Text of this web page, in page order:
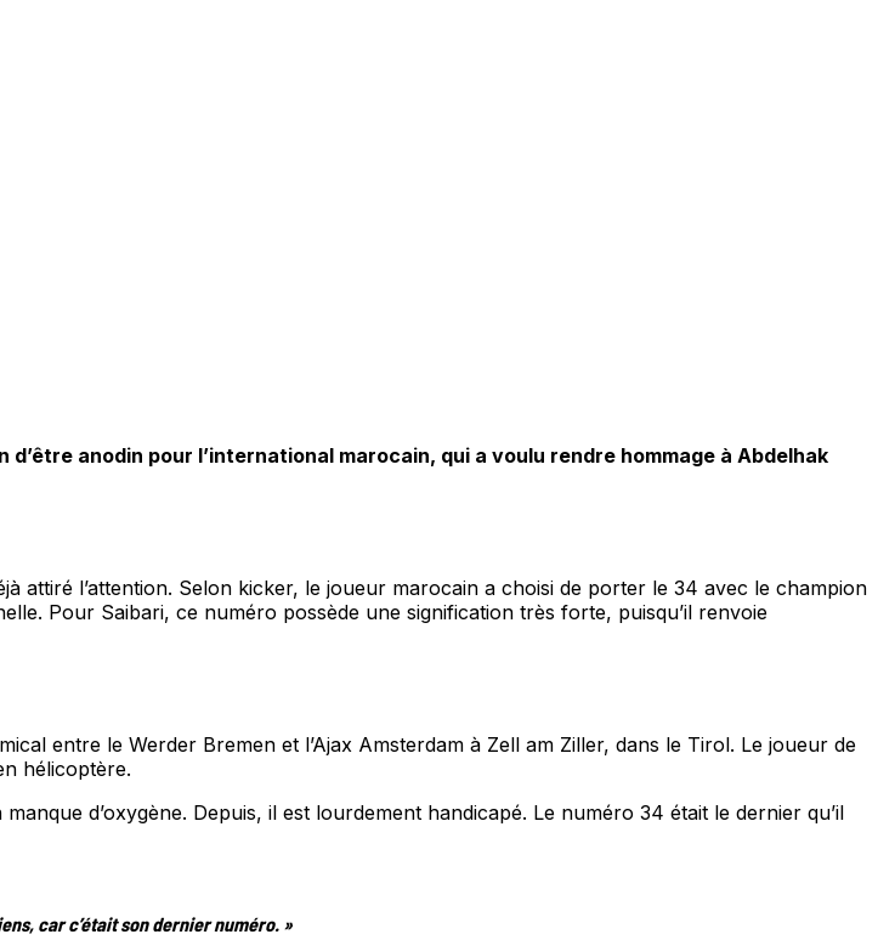
anodin pour l’international marocain, qui a voulu rendre hommage à Abdelhak
attiré l’attention. Selon kicker, le joueur marocain a choisi de porter le 34 avec le champion
Pour Saibari, ce numéro possède une signification très forte, puisqu’il renvoie
entre le Werder Bremen et l’Ajax Amsterdam à Zell am Ziller, dans le Tirol. Le joueur de
hélicoptère.
d’oxygène. Depuis, il est lourdement handicapé. Le numéro 34 était le dernier qu’il
car c’était son dernier numéro. »